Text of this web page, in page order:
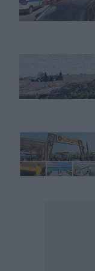
Νέα επιχείρηση
Caravel: Η νέα